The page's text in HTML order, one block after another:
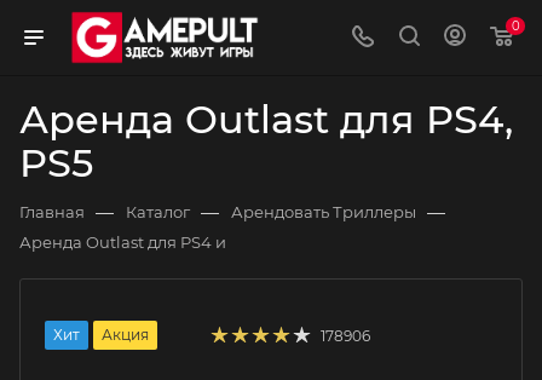
0
Аренда Outlast для PS4,
PS5
Главная — Каталог — Арендовать Триллеры —
Аренда Outlast для PS4 и
Хит Акция 178906